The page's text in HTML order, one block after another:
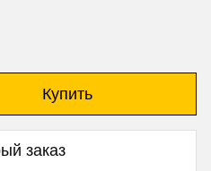
Купить
заказ